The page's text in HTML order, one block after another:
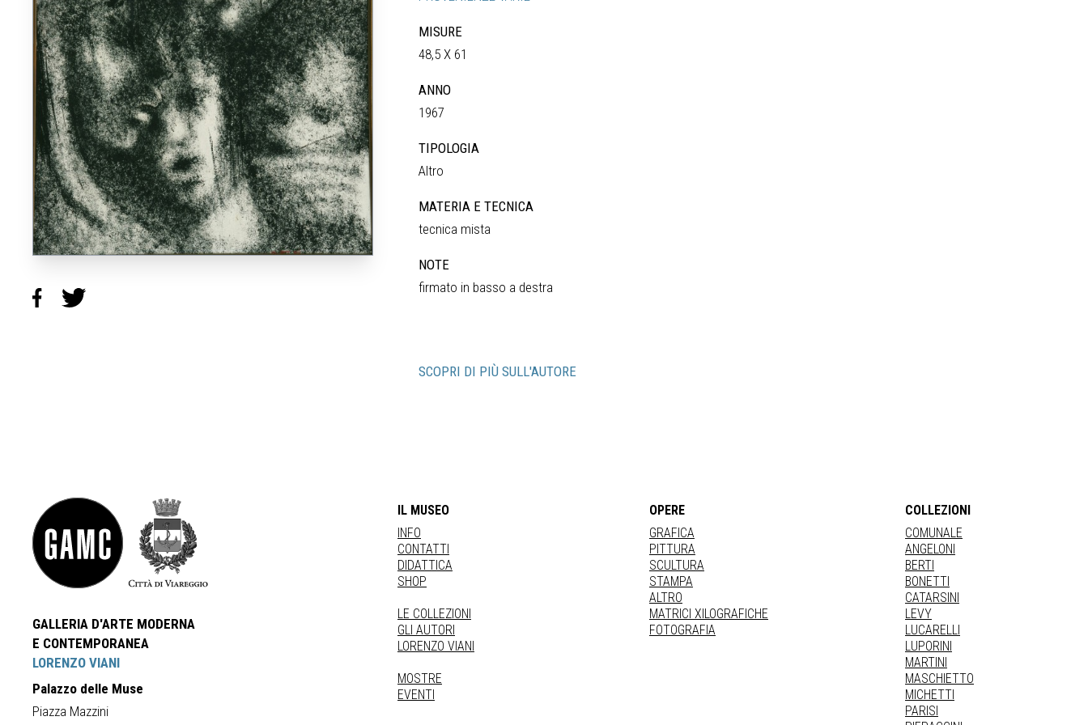
MISURE
48,5 X 61
ANNO
1967
TIPOLOGIA
Altro
MATERIA E TECNICA
tecnica mista
NOTE
firmato in basso a destra
SCOPRI DI PIÙ SULL'AUTORE
GALLERIA D'ARTE MODERNA
E CONTEMPORANEA
LORENZO VIANI
Palazzo delle Muse
Piazza Mazzini
IL MUSEO
INFO
CONTATTI
DIDATTICA
SHOP
LE COLLEZIONI
GLI AUTORI
LORENZO VIANI
MOSTRE
EVENTI
OPERE
GRAFICA
PITTURA
SCULTURA
STAMPA
ALTRO
MATRICI XILOGRAFICHE
FOTOGRAFIA
COLLEZIONI
COMUNALE
ANGELONI
BERTI
BONETTI
CATARSINI
LEVY
LUCARELLI
LUPORINI
MARTINI
MASCHIETTO
MICHETTI
PARISI